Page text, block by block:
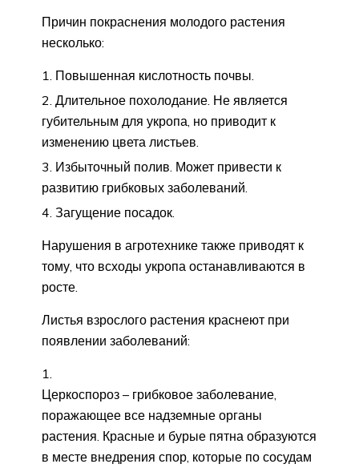
Причин покраснения молодого растения
несколько:
Повышенная кислотность почвы.
Длительное похолодание. Не является
губительным для укропа, но приводит к
изменению цвета листьев.
Избыточный полив. Может привести к
развитию грибковых заболеваний.
Загущение посадок.
Нарушения в агротехнике также приводят к
тому, что всходы укропа останавливаются в
росте.
Листья взрослого растения краснеют при
появлении заболеваний:
Церкоспороз – грибковое заболевание,
поражающее все надземные органы
растения. Красные и бурые пятна образуются
в месте внедрения спор, которые по сосудам